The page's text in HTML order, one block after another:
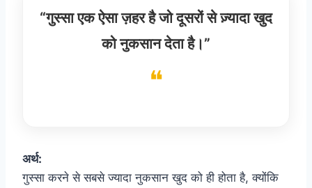
“गुस्सा एक ऐसा ज़हर है जो दूसरों से ज़्यादा खुद
को नुकसान देता है।”
अर्थ:
गुस्सा करने से सबसे ज्यादा नुकसान खुद को ही होता है, क्योंकि